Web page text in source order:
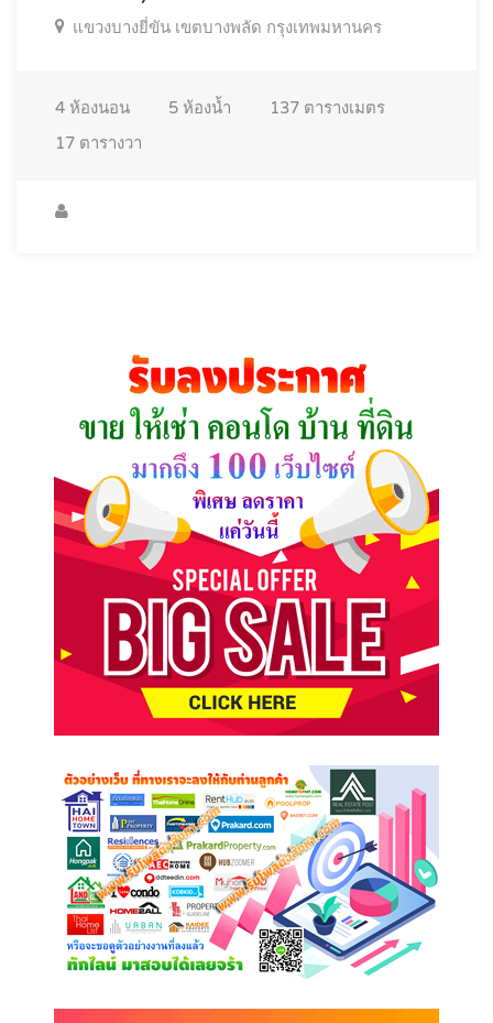
แขวงบางยี่ขัน เขตบางพลัด กรุงเทพมหานคร
4 ห้องนอน 5 ห้องน้ำ 137 ตารางเมตร
17 ตารางวา